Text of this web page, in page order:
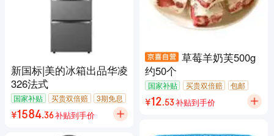
新国标|美的冰箱出品华凌
326法式
国家补贴 买贵双倍赔
3期免息
180天只换不修
包邮
7天无理由退货
闪电退款
¥1584. 36 补贴到手价
草莓羊奶芙500g
约50个
国家补贴 买贵双倍赔
包邮
7天无理由退货
闪电退款
¥12 53 补贴到手价